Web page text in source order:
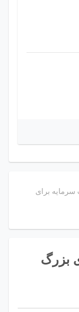
سرمایه برای
بزرگ